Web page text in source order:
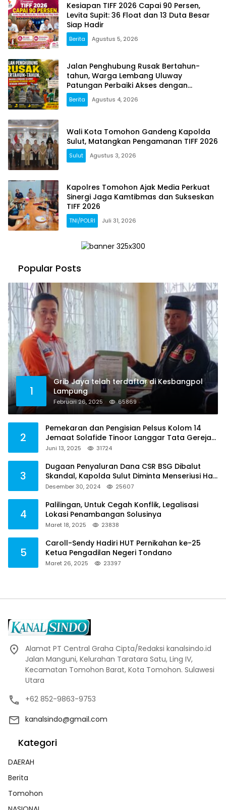
Kesiapan TIFF 2026 Capai 90 Persen,
Levita Supit: 36 Float dan 13 Duta Besar
Siap Hadir
Berita Agustus 5, 2026
Jalan Penghubung Rusak Bertahun-
tahun, Warga Lembang Uluway
Patungan Perbaiki Akses dengan
Swadaya
Berita Agustus 4, 2026
Wali Kota Tomohon Gandeng Kapolda
Sulut, Matangkan Pengamanan TIFF 2026
Sulut Agustus 3, 2026
Kapolres Tomohon Ajak Media Perkuat
Sinergi Jaga Kamtibmas dan Sukseskan
TIFF 2026
TNI/POLRI Juli 31, 2026
Popular Posts
1
Grib Jaya telah terdaftar di Kesbangpol
Lampung
Februari 26, 2025 65869
2
Pemekaran dan Pengisian Pelsus Kolom 14
Jemaat Solafide Tinoor Langgar Tata Gereja
2021, Toreh : Ini Perbuatan Melawan Hukum
Juni 13, 2025 31724
3
Dugaan Penyaluran Dana CSR BSG Dibalut
Skandal, Kapolda Sulut Diminta Menseriusi Hal
ini
Desember 30, 2024 25607
4
Palilingan, Untuk Cegah Konflik, Legalisasi
Lokasi Penambangan Solusinya
Maret 18, 2025 23838
5
Caroll-Sendy Hadiri HUT Pernikahan ke-25
Ketua Pengadilan Negeri Tondano
Maret 26, 2025 23397
Alamat PT Central Graha Cipta/Redaksi kanalsindo.id
Jalan Manguni, Kelurahan Taratara Satu, Ling IV,
Kecamatan Tomohon Barat, Kota Tomohon. Sulawesi
Utara
+62 852-9863-9753
kanalsindo@gmail.com
Kategori
DAERAH
Berita
Tomohon